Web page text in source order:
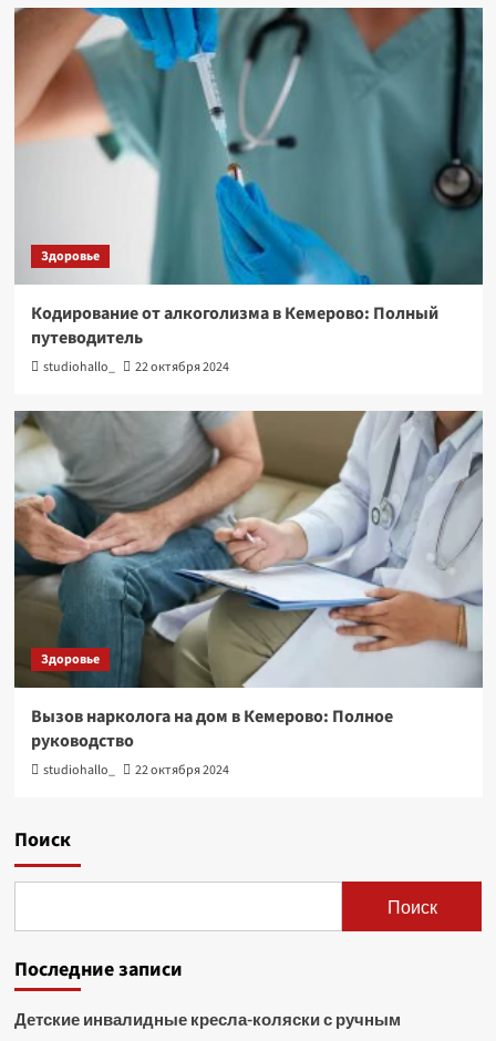
Здоровье
Кодирование от алкоголизма в Кемерово: Полный
путеводитель
studiohallo_ 22 октября 2024
Здоровье
Вызов нарколога на дом в Кемерово: Полное
руководство
studiohallo_ 22 октября 2024
Поиск
Поиск
Последние записи
Детские инвалидные кресла-коляски с ручным